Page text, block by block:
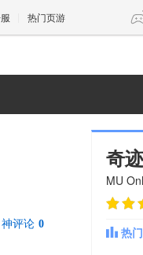
热门页游
神评论 0
奇
MU
热